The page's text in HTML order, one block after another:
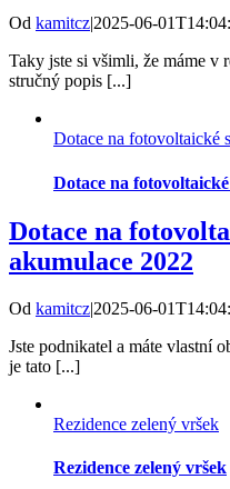
Od kamitcz|2025-06-
Taky jste si všimli, že máme v
stručný popis [...]
Dotace na fotovoltaické
Dotace na
Dotace na
akumulace 2022
Od kamitcz|2025-06-
Jste podnikatel a máte vlastní
je tato [...]
Rezidence zelený vršek
Rezidence zelený vršek